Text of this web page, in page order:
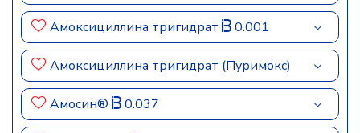
Амоксициллина тригидрат 0.001
Амоксициллина тригидрат (Пуримокс)
Амосин® 0.037